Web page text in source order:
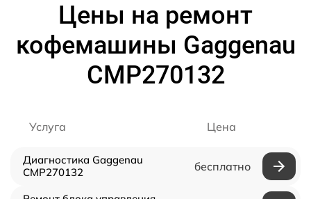
Цены на ремонт
кофемашины Gaggenau
CMP270132
Услуга Цена
Диагностика Gaggenau
CMP270132
бесплатно